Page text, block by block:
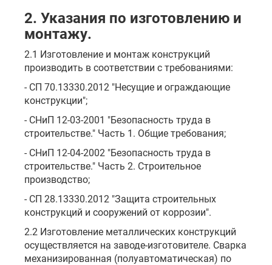
2. Указания по изготовлению и
монтажу.
2.1 Изготовление и монтаж конструкций
производить в соответствии с требованиями:
- СП 70.13330.2012 "Несущие и ограждающие
конструкции";
- СНиП 12-03-2001 "Безопасность труда в
строительстве." Часть 1. Общие требования;
- СНиП 12-04-2002 "Безопасность труда в
строительстве." Часть 2. Строительное
производство;
- СП 28.13330.2012 "Защита строительных
конструкций и сооружений от коррозии".
2.2 Изготовление металлических конструкций
осуществляется на заводе-изготовителе. Сварка
механизированная (полуавтоматическая) по